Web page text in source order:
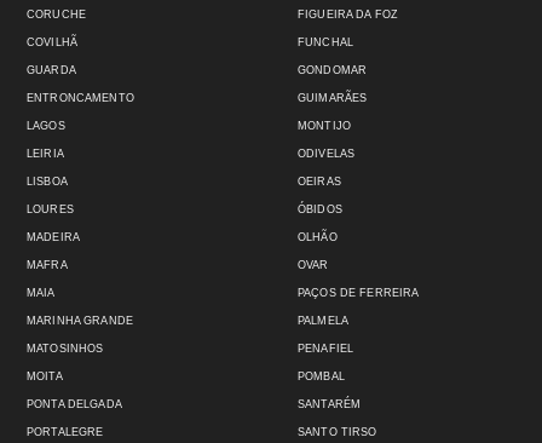
CORUCHE
COVILHÃ
GUARDA
ENTRONCAMENTO
FIGUEIRA DA FOZ
FUNCHAL
GONDOMAR
GUIMARÃES
LAGOS
LEIRIA
LISBOA
LOURES
MADEIRA
MAFRA
MAIA
MARINHA GRANDE
MATOSINHOS
MOITA
MONTIJO
ODIVELAS
OEIRAS
ÓBIDOS
OLHÃO
OVAR
PAÇOS DE FERREIRA
PALMELA
PENAFIEL
POMBAL
PONTA DELGADA
PORTALEGRE
SANTARÉM
SANTO TIRSO